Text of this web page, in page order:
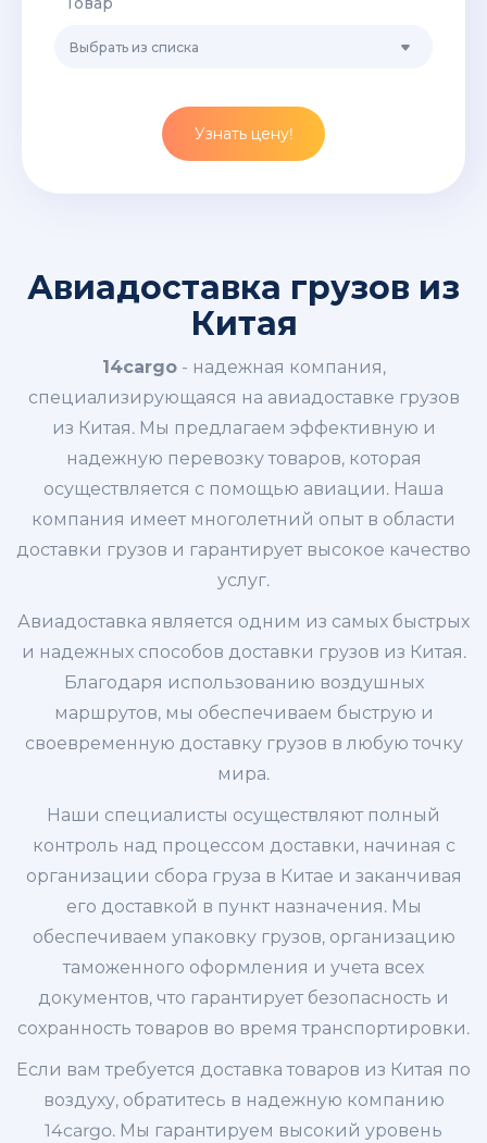
Выбрать из списка
Узнать цену!
Авиадоставка грузов из
Китая
14cargo- надежная компания,
специализирующаяся на авиадоставке грузов
из Китая. Мы предлагаем эффективную и
надежную перевозку товаров, которая
осуществляется с помощью авиации. Наша
компания имеет многолетний опыт в области
доставки грузов и гарантирует высокое качество
услуг.
Авиадоставка является одним из самых быстрых
и надежных способов доставки грузов из Китая.
Благодаря использованию воздушных
маршрутов, мы обеспечиваем быструю и
своевременную доставку грузов в любую точку
мира.
Наши специалисты осуществляют полный
контроль над процессом доставки, начиная с
организации сбора груза в Китае и заканчивая
его доставкой в пункт назначения. Мы
обеспечиваем упаковку грузов, организацию
таможенного оформления и учета всех
документов, что гарантирует безопасность и
сохранность товаров во время транспортировки.
Если вам требуется доставка товаров из Китая по
воздуху, обратитесь в надежную компанию
14cargo. Мы гарантируем высокий уровень